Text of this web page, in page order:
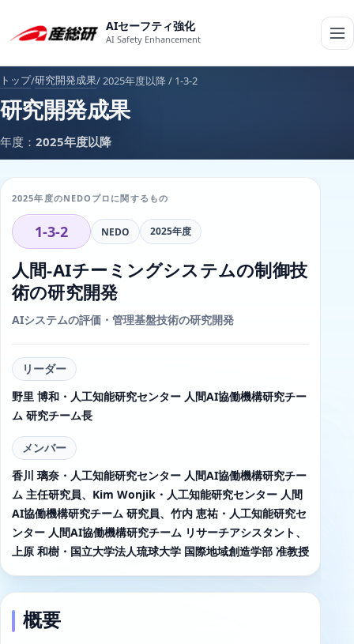
AIセーフティ強化
AI Safety Enhancement
トップ/研究開発成果/ 2025年度以降 / 1-3-2
研究開発成果
年度： 2025年度以降
2025年度のNEDOプロに関するもの
1-3-2 NEDO 2025年度
人間-AIチーミングシステムの制御技
術の研究開発
AIシステムの評価・管理基盤技術の研究開発
リーダー
野里 博和・人工知能研究センター 人間AI協働機構研究チー
ム 研究チーム長
メンバー
香川 璃奈・人工知能研究センター 人間AI協働機構研究チー
ム 主任研究員、Kim Wonjik・人工知能研究センター 人間
AI協働機構研究チーム 研究員、竹内 恵祐・人工知能研究セ
ンター 人間AI協働機構研究チーム リサーチアシスタント、
上原 和樹・国立大学法人琉球大学 国際地域創造学部 准教授
概要